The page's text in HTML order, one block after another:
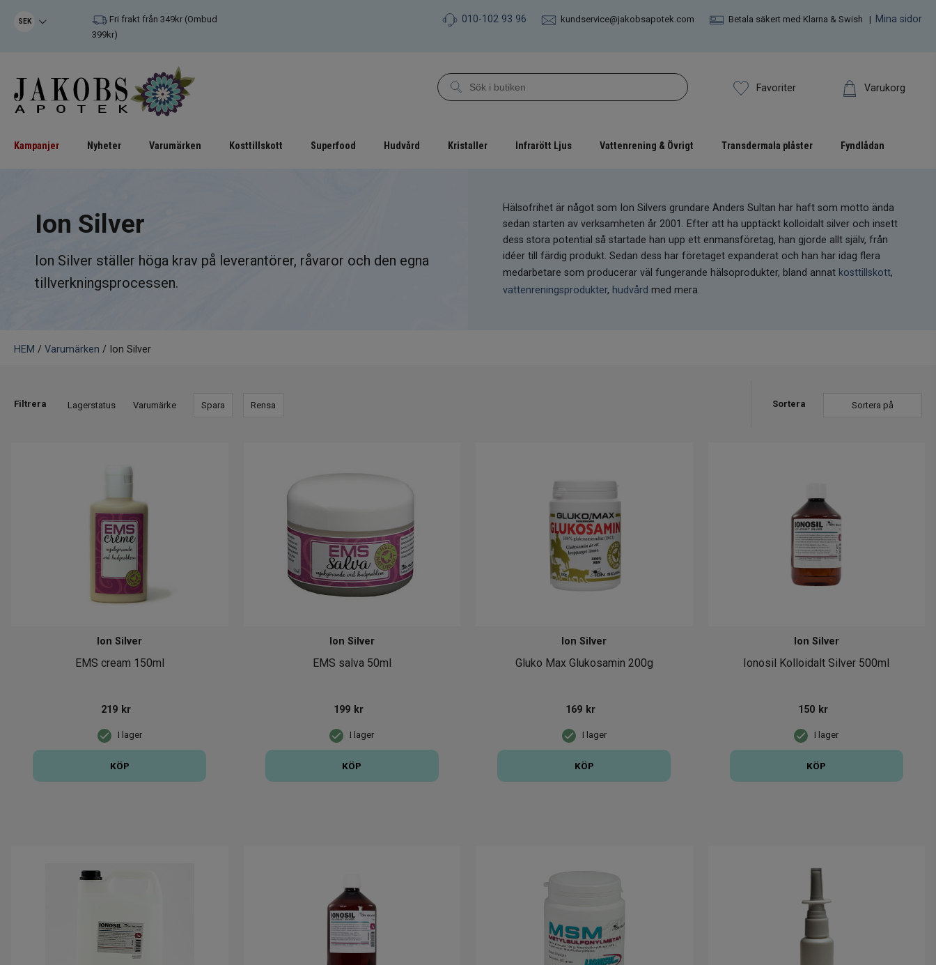
SEK
Fri frakt från 349kr (Ombud
399kr)
010-102 93 96 kundservice@jakobsapotek.com Betala säkert med Klarna & Swish | Mina sidor
Favoriter Varukorg
Kampanjer Nyheter Varumärken Kosttillskott Superfood Hudvård Kristaller Infrarött Ljus Vattenrening & Övrigt Transdermala plåster Fyndlådan
Ion Silver
Ion Silver ställer höga krav på leverantörer, råvaror och den egna
tillverkningsprocessen.
Hälsofrihet är något som Ion Silvers grundare Anders Sultan har haft som motto ända
sedan starten av verksamheten år 2001. Efter att ha upptäckt kolloidalt silver och insett
dess stora potential så startade han upp ett enmansföretag, han gjorde allt själv, från
idéer till färdig produkt. Sedan dess har företaget expanderat och han har idag flera
medarbetare som producerar väl fungerande hälsoprodukter, bland annat kosttillskott,
vattenreningsprodukter, hudvård med mera.
HEM / Varumärken / Ion Silver
Filtrera Lagerstatus Varumärke Spara Rensa Sortera Sortera på
EMS cream 150ml
Ion Silver
I lager
219 kr
KÖP
EMS salva 50ml
Ion Silver
I lager
199 kr
KÖP
Gluko Max Glukosamin 200g
Ion Silver
I lager
169 kr
KÖP
Ionosil Kolloidalt Silver 500ml
Ion Silver
I lager
150 kr
KÖP